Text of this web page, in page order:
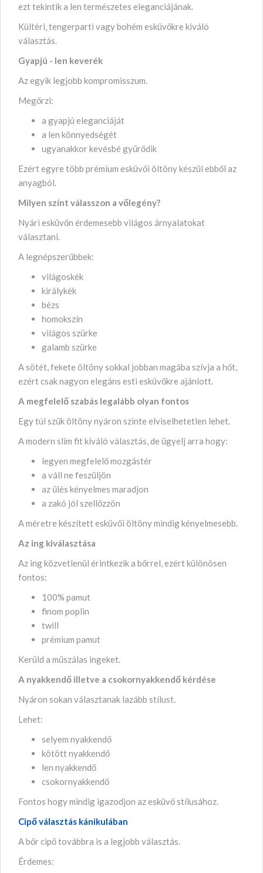
ezt tekintik a len természetes eleganciájának.
Kültéri, tengerparti vagy bohém esküvőkre kiváló
választás.
Gyapjú - len keverék
Az egyik legjobb kompromisszum.
Megőrzi:
a gyapjú eleganciáját
a len könnyedségét
ugyanakkor kevésbé gyűrődik
Ezért egyre több prémium esküvői öltöny készül ebből az
anyagból.
Milyen színt válasszon a vőlegény?
Nyári esküvőn érdemesebb világos árnyalatokat
választani.
A legnépszerűbbek:
világoskék
királykék
bézs
homokszín
világos szürke
galamb szürke
A sötét, fekete öltöny sokkal jobban magába szívja a hőt,
ezért csak nagyon elegáns esti esküvőkre ajánlott.
A megfelelő szabás legalább olyan fontos
Egy túl szűk öltöny nyáron szinte elviselhetetlen lehet.
A modern slim fit kíváló választás, de ügyelj arra hogy:
legyen megfelelő mozgástér
a váll ne feszüljön
az űlés kényelmes maradjon
a zakó jól szellőzzön
A méretre készített esküvői öltöny mindig kényelmesebb.
Az ing kiválasztása
Az ing közvetlenül érintkezik a bőrrel, ezért különösen
fontos:
100% pamut
finom poplin
twill
prémium pamut
Kerüld a műszálas ingeket.
A nyakkendő illetve a csokornyakkendő kérdése
Nyáron sokan választanak lazább stílust.
Lehet:
selyem nyakkendő
kötött nyakkendő
len nyakkendő
csokornyakkendő
Fontos hogy mindig igazodjon az esküvő stílusához.
Cipő választás kánikulában
A bőr cipő továbbra is a legjobb választás.
Érdemes: